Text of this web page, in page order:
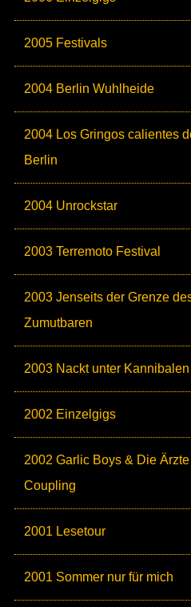
2005 Festivals
2004 Berlin Wuhlheide
2004 Los Gringos calientes
Berlin
2004 Unrockstar
2003 Terremoto Festival
2003 Jenseits der Grenze
Zumutbaren
2003 Nackt unter Kannibalen
2002 Einzelgigs
2002 Garlic Boys & Die Ärzte
Coupling
2001 Lesetour
2001 Sommer nur für mich